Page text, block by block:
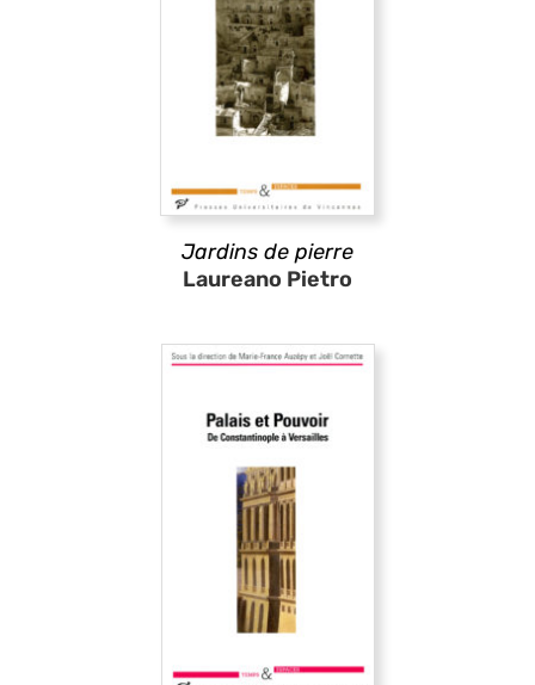
Jardins de pierre
Laureano Pietro